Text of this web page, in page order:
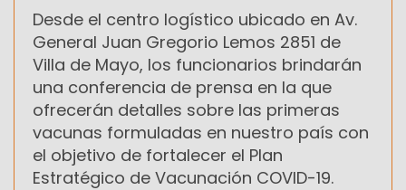
Desde el centro logístico ubicado en Av.
General Juan Gregorio Lemos 2851 de
Villa de Mayo, los funcionarios brindarán
una conferencia de prensa en la que
ofrecerán detalles sobre las primeras
vacunas formuladas en nuestro país con
el objetivo de fortalecer el Plan
Estratégico de Vacunación COVID-19.